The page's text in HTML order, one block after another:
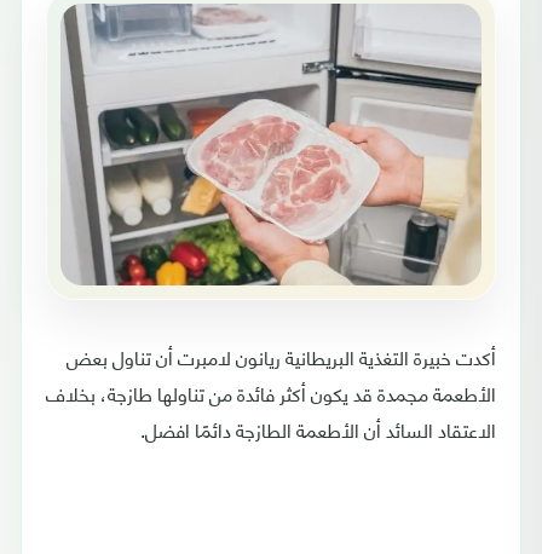
أكدت خبيرة التغذية البريطانية ريانون لامبرت أن تناول بعض
الأطعمة مجمدة قد يكون أكثر فائدة من تناولها طازجة، بخلاف
الاعتقاد السائد أن الأطعمة الطازجة دائمًا افضل.